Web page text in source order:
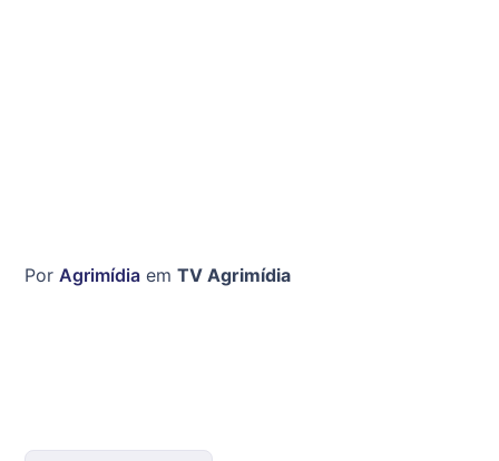
Por Agrimídia em TV Agrimídia